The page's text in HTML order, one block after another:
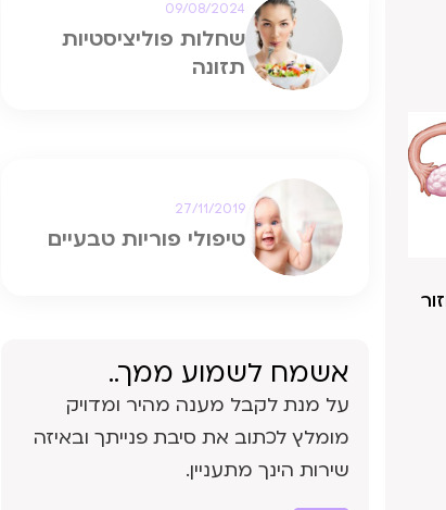
שחלות פוליציסטיות
תזונה
09/08/2024
טיפולי פוריות טבעיים
27/11/2019
אשמח לשמוע ממך..
על מנת לקבל מענה מהיר ומדויק
מומלץ לכתוב את סיבת פנייתך ובאיזה
שירות הינך מתעניין.